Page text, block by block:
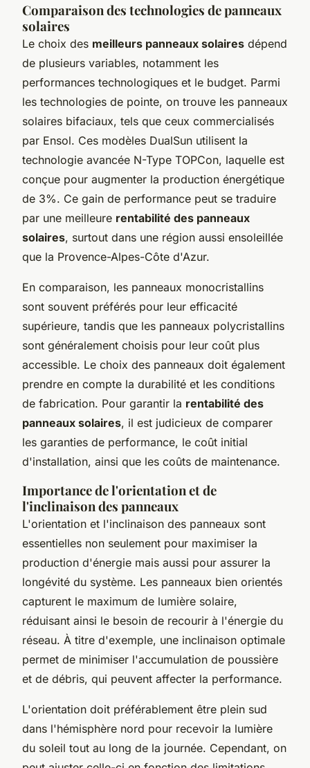
Comparaison des technologies de panneaux
solaires
Le choix des meilleurs panneaux solaires dépend
de plusieurs variables, notamment les
performances technologiques et le budget. Parmi
les technologies de pointe, on trouve les panneaux
solaires bifaciaux, tels que ceux commercialisés
par Ensol. Ces modèles DualSun utilisent la
technologie avancée N-Type TOPCon, laquelle est
conçue pour augmenter la production énergétique
de 3%. Ce gain de performance peut se traduire
par une meilleure rentabilité des panneaux
solaires, surtout dans une région aussi ensoleillée
que la Provence-Alpes-Côte d'Azur.
En comparaison, les panneaux monocristallins
sont souvent préférés pour leur efficacité
supérieure, tandis que les panneaux polycristallins
sont généralement choisis pour leur coût plus
accessible. Le choix des panneaux doit également
prendre en compte la durabilité et les conditions
de fabrication. Pour garantir la rentabilité des
panneaux solaires, il est judicieux de comparer
les garanties de performance, le coût initial
d'installation, ainsi que les coûts de maintenance.
Importance de l'orientation et de
l'inclinaison des panneaux
L'orientation et l'inclinaison des panneaux sont
essentielles non seulement pour maximiser la
production d'énergie mais aussi pour assurer la
longévité du système. Les panneaux bien orientés
capturent le maximum de lumière solaire,
réduisant ainsi le besoin de recourir à l'énergie du
réseau. À titre d'exemple, une inclinaison optimale
permet de minimiser l'accumulation de poussière
et de débris, qui peuvent affecter la performance.
L'orientation doit préférablement être plein sud
dans l'hémisphère nord pour recevoir la lumière
du soleil tout au long de la journée. Cependant, on